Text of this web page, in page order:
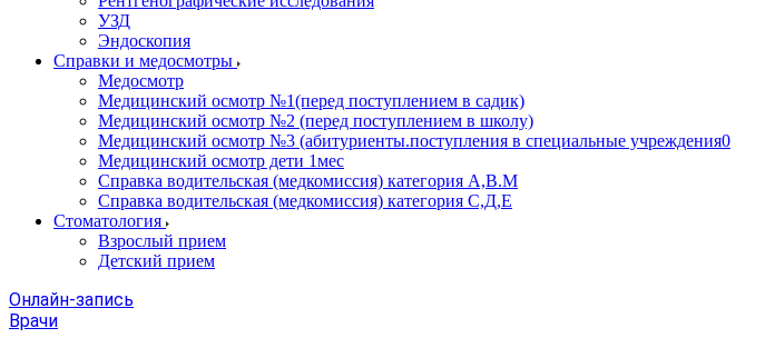
УЗД
Эндоскопия
Справки и медосмотры
Медосмотр
Медицинский осмотр №1(перед поступлением в садик)
Медицинский осмотр №2 (перед поступлением в школу)
Медицинский осмотр №3 (абитуриенты.поступления в специальные учреждения0
Медицинский осмотр дети 1мес
Справка водительская (медкомиссия) категория А,В.М
Справка водительская (медкомиссия) категория С,Д,Е
Стоматология
Взрослый прием
Детский прием
Онлайн-запись
Врачи